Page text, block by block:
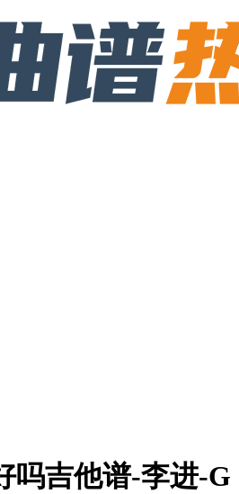
吗吉他谱-李进-G